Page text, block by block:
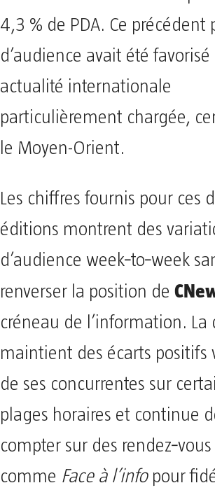
4,3 % de PDA. Ce précédent
d’audience avait été
actualité internationale
particulièrement chargée,
le Moyen-Orient.
Les chiffres fournis pour ces
éditions montrent des
d’audience week‑to‑week
renverser la position de
créneau de l’information. La
maintient des écarts positifs
de ses concurrentes sur
plages horaires et continue
compter sur des
comme Face à l’infopour